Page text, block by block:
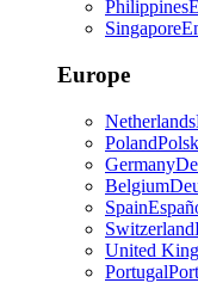
Philippines
Singapore
Europe
Netherlands
Poland
Germany
Belgium
Spain
Switzerland
United
Portugal